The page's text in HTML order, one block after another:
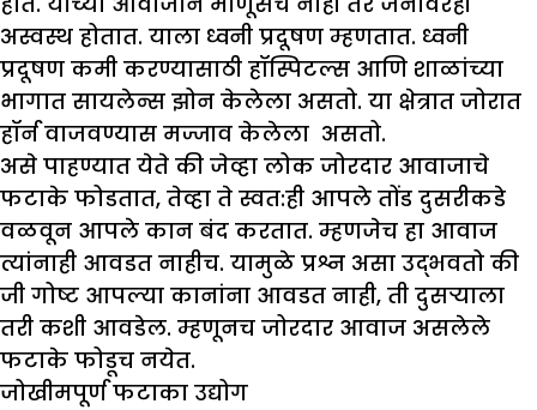
अस्वस्थ होतात. याला ध्वनी प्रदूषण म्हणतात. ध्वनी
प्रदूषण कमी करण्यासाठी हॉस्पिटल्स आणि शाळांच्या
भागात सायलेन्स झोन केलेला असतो. या क्षेत्रात जोरात
हॉर्न वाजवण्यास मज्जाव केलेला असतो.
असे पाहण्यात येते की जेव्हा लोक जोरदार आवाजाचे
फटाके फोडतात, तेव्हा ते स्वत:ही आपले तोंड दुसरीकडे
वळवून आपले कान बंद करतात. म्हणजेच हा आवाज
त्यांनाही आवडत नाहीच. यामुळे प्रश्न असा उद्भवतो की
जी गोष्ट आपल्या कानांना आवडत नाही, ती दुसऱ्याला
तरी कशी आवडेल. म्हणूनच जोरदार आवाज असलेले
फटाके फोडूच नयेत.
जोखीमपूर्ण फटाका उद्योग